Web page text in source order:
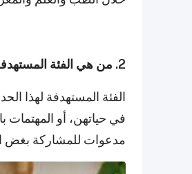
2. من هي الفئة المستهدفة لهذا الحدث؟
في حياتهن، أو المهتمات
مدعوات للمشاركة بغض